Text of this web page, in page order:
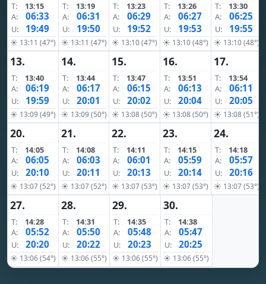
T:
13:15
A:
06:33
U: 19:49
☀ 13:11 (47°)
T:
13:19
A:
06:31
U: 19:50
☀ 13:11 (47°)
T:
13:23
A:
06:29
U: 19:52
☀ 13:10 (47°)
T:
13:26
A:
06:27
U: 19:53
☀ 13:10 (48°)
T:
13:30
A:
06:25
U: 19:55
☀ 13:10 (48°)
13.
T:
13:40
A:
06:19
U: 19:59
☀ 13:09 (49°)
14.
T:
13:44
A:
06:17
U: 20:01
☀ 13:09 (50°)
15.
T:
13:47
A:
06:15
U: 20:02
☀ 13:08 (50°)
16.
T:
13:51
A:
06:13
U: 20:04
☀ 13:08 (50°)
17.
T:
13:54
A:
06:11
U: 20:05
☀ 13:08 (51°)
20.
T:
14:05
A:
06:05
U: 20:10
☀ 13:07 (52°)
21.
T:
14:08
A:
06:03
U: 20:11
☀ 13:07 (52°)
22.
T:
14:11
A:
06:01
U: 20:13
☀ 13:07 (53°)
23.
T:
14:15
A:
05:59
U: 20:14
☀ 13:07 (53°)
24.
T:
14:18
A:
05:57
U: 20:16
☀ 13:07 (53°)
27.
T:
14:28
A:
05:52
U: 20:20
☀ 13:06 (54°)
28.
T:
14:31
A:
05:50
U: 20:22
☀ 13:06 (55°)
29.
T:
14:35
A:
05:48
U: 20:23
☀ 13:06 (55°)
30.
T:
14:38
A:
05:47
U: 20:25
☀ 13:06 (55°)